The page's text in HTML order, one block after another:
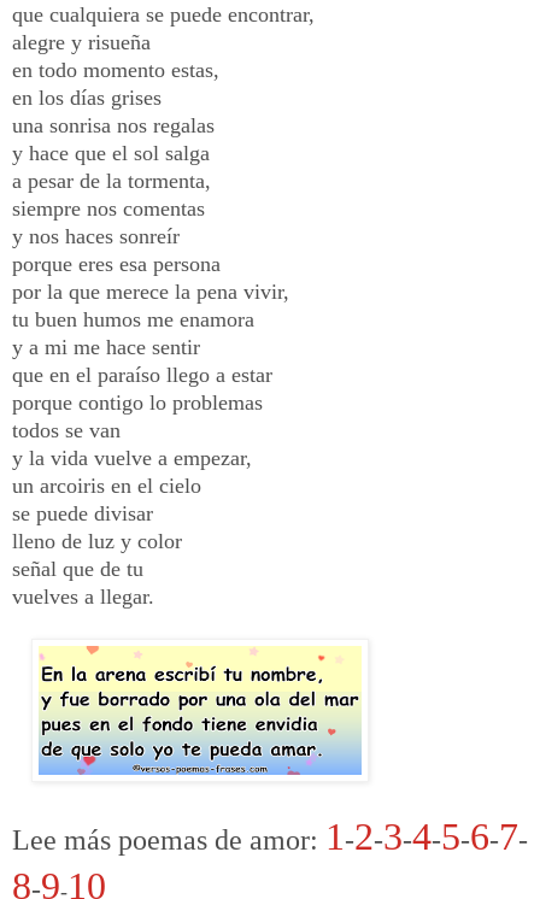
que cualquiera se puede encontrar,
alegre y risueña
en todo momento estas,
en los días grises
una sonrisa nos regalas
y hace que el sol salga
a pesar de la tormenta,
siempre nos comentas
y nos haces sonreír
porque eres esa persona
por la que merece la pena vivir,
tu buen humos me enamora
y a mi me hace sentir
que en el paraíso llego a estar
porque contigo lo problemas
todos se van
y la vida vuelve a empezar,
un arcoiris en el cielo
se puede divisar
lleno de luz y color
señal que de tu
vuelves a llegar.
Lee más poemas de amor: 1 -2-3-4-5-6-7-
8-9-10